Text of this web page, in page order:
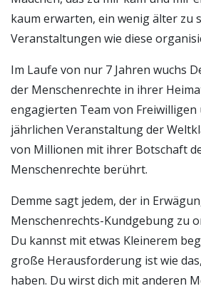
kaum erwarten, ein wenig älter zu
Veranstaltungen wie diese
Im Laufe von nur 7 Jahren wuchs
der Menschenrechte in ihrer
engagierten Team von Freiwilligen
jährlichen Veranstaltung der
von Millionen mit ihrer Botschaft
Menschenrechte berührt.
Demme sagt jedem, der in
Menschenrechts-Kundgebung zu
Du kannst mit etwas Kleinerem
große Herausforderung ist wie
haben. Du wirst dich mit anderen